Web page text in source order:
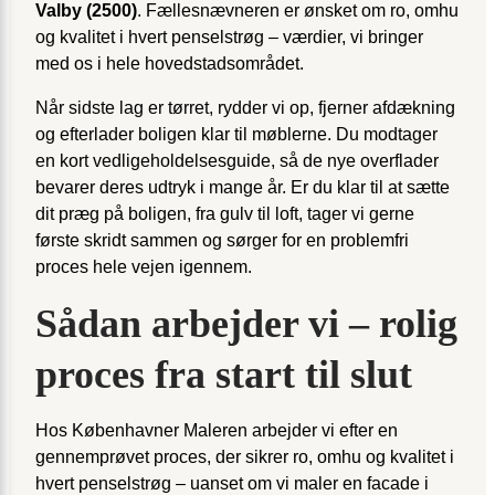
Valby (2500). Fællesnævneren er ønsket om ro, omhu
og kvalitet i hvert penselstrøg – værdier, vi bringer
med os i hele hovedstadsområdet.
Når sidste lag er tørret, rydder vi op, fjerner afdækning
og efterlader boligen klar til møblerne. Du modtager
en kort vedligeholdelsesguide, så de nye overflader
bevarer deres udtryk i mange år. Er du klar til at sætte
dit præg på boligen, fra gulv til loft, tager vi gerne
første skridt sammen og sørger for en problemfri
proces hele vejen igennem.
Sådan arbejder vi – rolig
proces fra start til slut
Hos Københavner Maleren arbejder vi efter en
gennemprøvet proces, der sikrer ro, omhu og kvalitet i
hvert penselstrøg – uanset om vi maler en facade i